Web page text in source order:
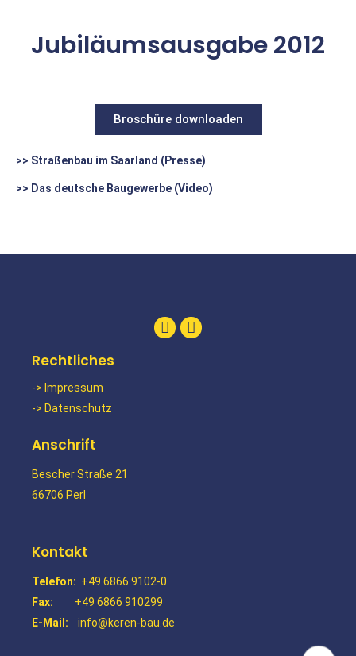
Jubiläumsausgabe 2012
Broschüre downloaden
>> Straßenbau im Saarland (Presse)
>> Das deutsche Baugewerbe (Video)
Rechtliches
-> Impressum
-> Datenschutz
Anschrift
Bescher Straße 21
66706 Perl
Kontakt
Telefon: +49 6866 9102-0
Fax: +49 6866 910299
E-Mail:
info@keren-bau.de